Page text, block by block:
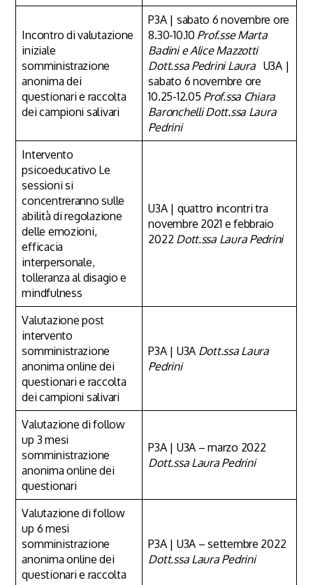
Incontro di valutazione
iniziale
somministrazione
anonima dei
questionari e raccolta
dei campioni salivari
P3A | sabato 6 novembre ore
8.30-10.10 Prof.sse Marta
Badini e Alice Mazzotti
Dott.ssa Pedrini LauraU3A |
sabato 6 novembre ore
10.25-12.05 Prof.ssa Chiara
Baronchelli Dott.ssa Laura
Pedrini
Intervento
psicoeducativo Le
sessioni si
concentreranno sulle
abilità di regolazione
delle emozioni,
efficacia
interpersonale,
tolleranza al disagio e
mindfulness
U3A | quattro incontri tra
novembre 2021 e febbraio
2022 Dott.ssa Laura Pedrini
Valutazione post
intervento
somministrazione
anonima online dei
questionari e raccolta
dei campioni salivari
P3A | U3A Dott.ssa Laura
Pedrini
Valutazione di follow
up 3 mesi
somministrazione
anonima online dei
questionari
P3A | U3A – marzo 2022
Dott.ssa Laura Pedrini
Valutazione di follow
up 6 mesi
somministrazione
anonima online dei
questionari e raccolta
P3A | U3A – settembre 2022
Dott.ssa Laura Pedrini